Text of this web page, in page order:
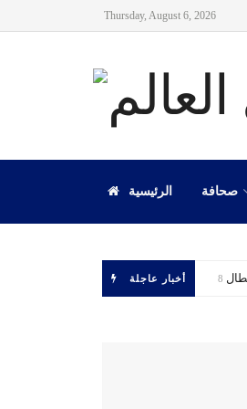
Thursday, August 6, 2026
الرئيسية صحافة
أخبار عاجلة